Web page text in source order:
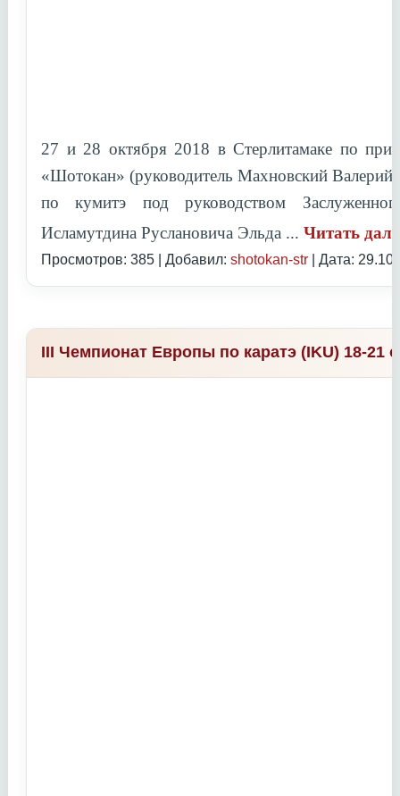
27 и 28 октября 2018 в Стерлитамаке по
«Шотокан» (руководитель Махновский
по кумитэ под руководством
Исламутдина Руслановича Эльда ... Читать
Просмотров: 385 | Добавил: shotokan-str | Дата:
III Чемпионат Европы по каратэ (IKU) 18-21